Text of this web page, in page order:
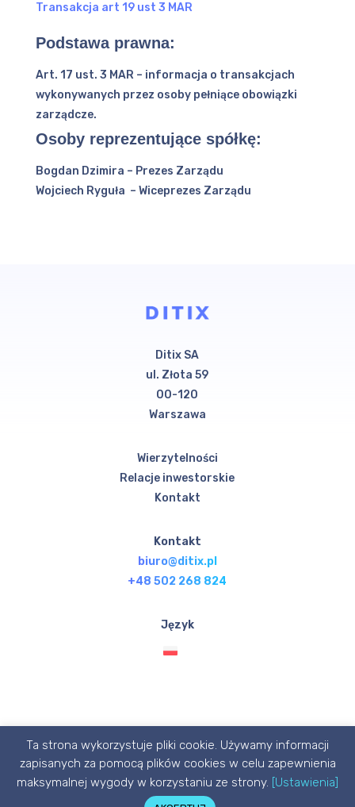
Transakcja art 19 ust 3 MAR
Podstawa prawna:
Art. 17 ust. 3 MAR – informacja o transakcjach
wykonywanych przez osoby pełniące obowiązki
zarządcze.
Osoby reprezentujące spółkę:
Bogdan Dzimira – Prezes Zarządu
Wojciech Ryguła – Wiceprezes Zarządu
Ditix SA
ul. Złota 59
00-120
Warszawa
Wierzytelności
Relacje inwestorskie
Kontakt
Kontakt
biuro@ditix.pl
+48 502 268 824
Język
© Ditix.pl 2020 designed with 💙 by P1X3L STUDIO
Ta strona wykorzystuje pliki cookie. Używamy informacji
zapisanych za pomocą plików cookies w celu zapewnienia
maksymalnej wygody w korzystaniu ze strony. [Ustawienia]